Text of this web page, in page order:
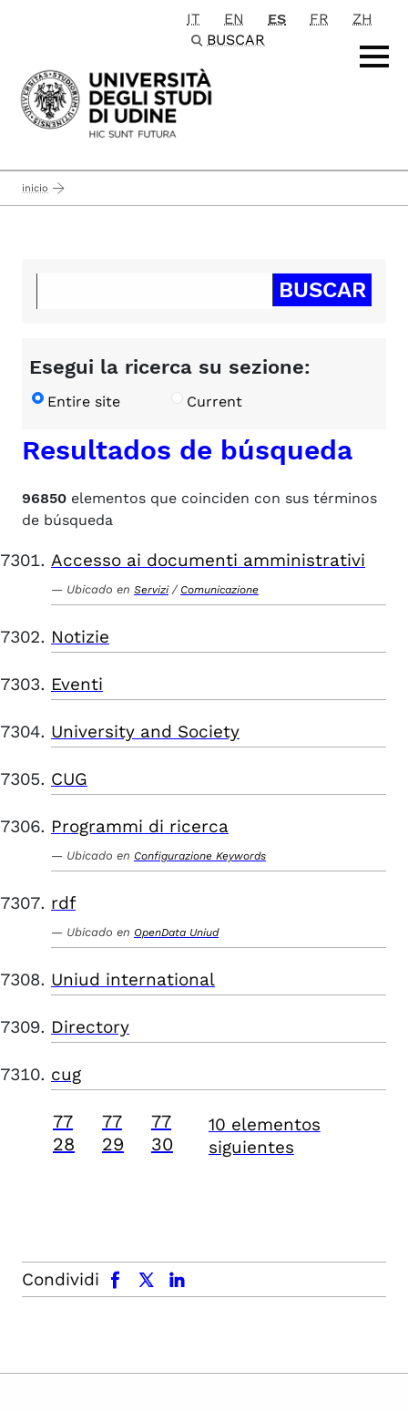
Passa al contenuto principale
IT EN ES FR
ZH
BUSCAR
inicio
Esegui la ricerca su sezione:
Entire site Current
Resultados de búsqueda
96850 elementos que coinciden con sus términos
de búsqueda
Accesso ai documenti amministrativi
Ubicado en Servizi / Comunicazione
Notizie
Eventi
University and Society
CUG
Programmi di ricerca
Ubicado en Configurazione Keywords
rdf
Ubicado en OpenData Uniud
Uniud international
Directory
cug
77
28
77
29
77
30
10 elementos
siguientes
Condividi
facebook x.com linkedin